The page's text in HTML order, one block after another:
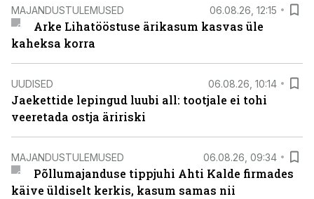
MAJANDUSTULEMUSED 06.08.26, 12:15
Arke Lihatööstuse ärikasum kasvas üle
kaheksa korra
UUDISED 06.08.26, 10:14
Jaekettide lepingud luubi all: tootjale ei tohi
veeretada ostja äririski
MAJANDUSTULEMUSED 06.08.26, 09:34
Põllumajanduse tippjuhi Ahti Kalde firmades
käive üldiselt kerkis, kasum samas nii